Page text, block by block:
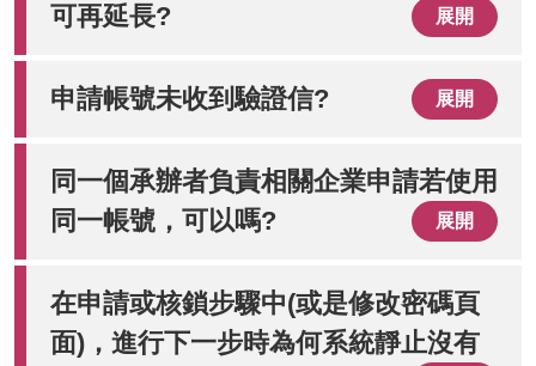
可再延長?
展開
申請帳號未收到驗證信? 展開
同一個承辦者負責相關企業申請若使用
同一帳號，可以嗎?
展開
在申請或核鎖步驟中(或是修改密碼頁
面)，進行下一步時為何系統靜止沒有